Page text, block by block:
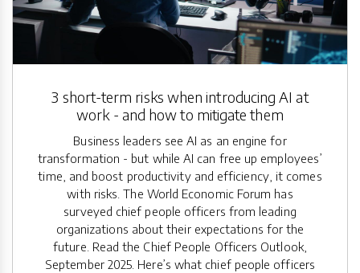
3 short-term risks when introducing AI at
work - and how to mitigate them
Business leaders see AI as an engine for
transformation - but while AI can free up employees’
time, and boost productivity and efficiency, it comes
with risks. The World Economic Forum has
surveyed chief people officers from leading
organizations about their expectations for the
future. Read the Chief People Officers Outlook,
September 2025. Here’s what chief people officers